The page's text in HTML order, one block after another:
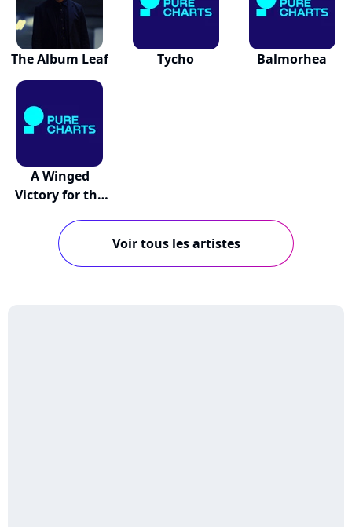
The Album Leaf Tycho Balmorhea
A Winged
Victory for the
Voir tous les artistes